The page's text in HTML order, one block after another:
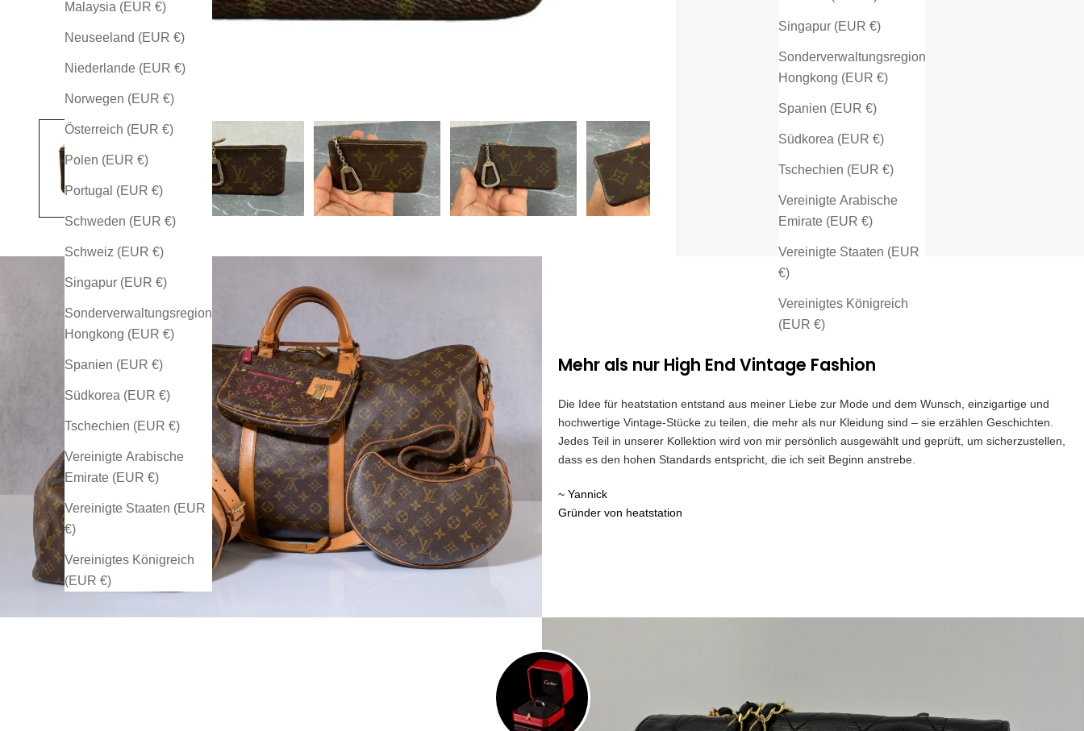
Singapur (EUR €)
Sonderverwaltungsregion
Hongkong (EUR €)
Spanien (EUR €)
Südkorea (EUR €)
Tschechien (EUR €)
Vereinigte Arabische
Emirate (EUR €)
Vereinigte Staaten (EUR
€)
Vereinigtes Königreich
(EUR €)
Malaysia (EUR €)
Neuseeland (EUR €)
Niederlande (EUR €)
Norwegen (EUR €)
Österreich (EUR €)
Polen (EUR €)
Portugal (EUR €)
Schweden (EUR €)
Schweiz (EUR €)
Singapur (EUR €)
Sonderverwaltungsregion
Hongkong (EUR €)
Spanien (EUR €)
Südkorea (EUR €)
Tschechien (EUR €)
Vereinigte Arabische
Emirate (EUR €)
Vereinigte Staaten (EUR
€)
Vereinigtes Königreich
(EUR €)
Mehr als nur High End Vintage Fashion
Die Idee für heatstation entstand aus meiner Liebe zur Mode und dem Wunsch, einzigartige und
hochwertige Vintage-Stücke zu teilen, die mehr als nur Kleidung sind – sie erzählen Geschichten.
Jedes Teil in unserer Kollektion wird von mir persönlich ausgewählt und geprüft, um sicherzustellen,
dass es den hohen Standards entspricht, die ich seit Beginn anstrebe.
~ Yannick
Gründer von heatstation